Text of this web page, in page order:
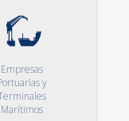
Empresas
y
Marítimos